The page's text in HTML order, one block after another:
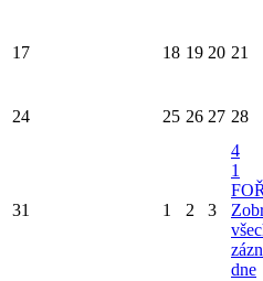
17 18 19 20 21
24 25 26 27 28
31 1 2 3
4
1
dne